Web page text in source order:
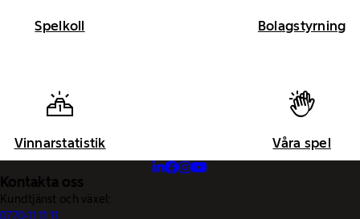
Spelkoll Bolagstyrning
Vinnarstatistik Våra spel
Kontakta oss
Kundtjänst och växel:
0770-11 11 11